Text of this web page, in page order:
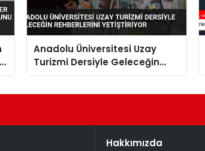
Anadolu Üniversitesi Uzay
Turizmi Dersiyle Geleceğin
Rehberlerini Yetiştiriyor
Hakkımızda